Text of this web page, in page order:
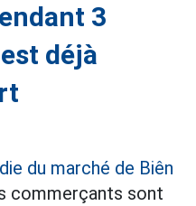
3
déjà
du marché de Biên
commerçants sont